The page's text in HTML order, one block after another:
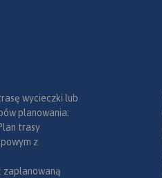
wycieczki lub
planowania:
trasy
z
zaplanowaną